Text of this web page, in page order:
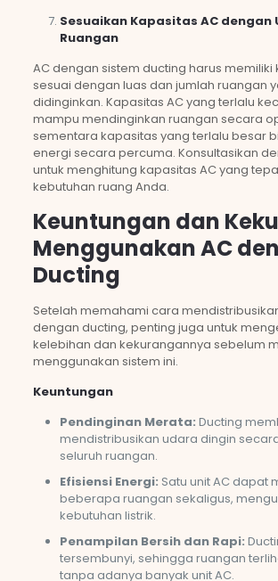
Sesuaikan Kapasitas AC dengan
Ruangan
AC dengan sistem ducting harus memiliki
sesuai dengan luas dan jumlah ruangan
didinginkan. Kapasitas AC yang terlalu
mampu mendinginkan ruangan secara
sementara kapasitas yang terlalu besar
energi secara percuma. Konsultasikan
untuk menghitung kapasitas AC yang
kebutuhan ruang Anda.
Keuntungan dan
Menggunakan AC
Ducting
Setelah memahami cara
dengan ducting, penting juga untuk
kelebihan dan kekurangannya sebelum
menggunakan sistem ini.
Keuntungan
Pendinginan Merata: Ducting
mendistribusikan udara dingin
seluruh ruangan.
Efisiensi Energi: Satu unit AC dapat
beberapa ruangan sekaligus,
kebutuhan listrik.
Penampilan Bersih dan Rapi:
tersembunyi, sehingga ruangan
tanpa adanya banyak unit AC.